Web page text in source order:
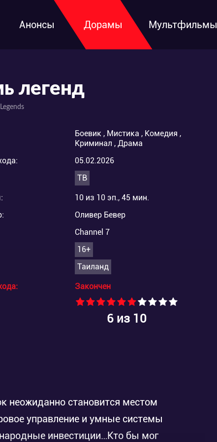
Анонсы Дорамы Мультфильмы
легенд
Боевик , Мистика , Комедия ,
Криминал , Драма
05.02.2026
ТВ
10 из 10 эп., 45 мин.
Оливер Бевер
Channel 7
16+
Таиланд
Закончен
6из 10
неожиданно становится местом
управление и умные системы
инвестиции…Кто бы мог